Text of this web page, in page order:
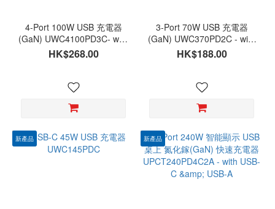
4-Port 100W USB 充電器
(GaN) UWC4100PD3C- with
USB-C & USB-A
HK$268.00
3-Port 70W USB 充電器
(GaN) UWC370PD2C - with
USB-C & USB-A
HK$188.00
新產品 新產品